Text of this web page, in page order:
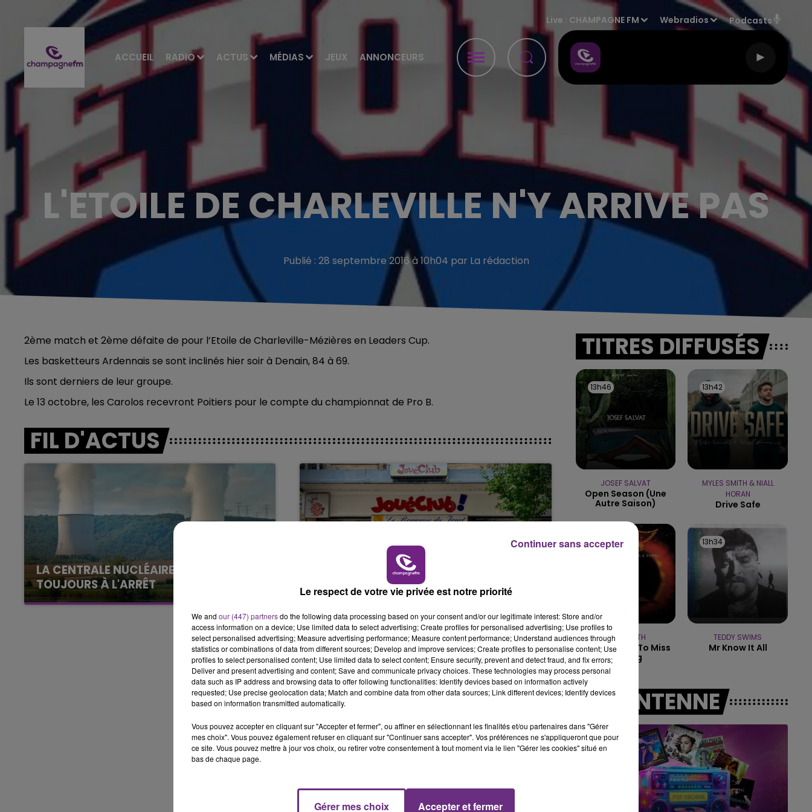
ACCUEIL RADIO ACTUS MÉDIAS JEUX ANNONCEURS
Live : CHAMPAGNE FM Webradios Podcasts
10h00 - 14h00
LE TICKET DE CAISSE LA RADIO POP
15h00 - 19h00
LE CLUB CHAMPAGNE FM
L'ETOILE DE CHARLEVILLE N'Y ARRIVE PAS
Publié : 28 septembre 2016 à 10h04 par La rédaction
2ème match et 2ème défaite de pour l’Etoile de Charleville-Mézières en Leaders Cup.
Les basketteurs Ardennais se sont inclinés hier soir à Denain, 84 à 69.
Ils sont derniers de leur groupe.
Le 13 octobre, les Carolos recevront Poitiers pour le compte du championnat de Pro B.
FIL D'ACTUS
LA CENTRALE NUCLÉAIRE DE CHOOZ
TOUJOURS À L'ARRÊT
Cela fait déjà une semaine que la centrale
nucléaire ardennaise est à l'arrêt. Une situation
justifiée par la sécheresse intense qui est
LE MAGASIN JOUÉCLUB DE REIMS FERME
SES PORTES
C'était l'une des institutions du centre-ville
rémois. Le magasin JouéClub est contraint de
fermer ses portes.
TITRES DIFFUSÉS
13h46
13h46
JOSEF SALVAT
Open Season (une
Autre Saison)
13h42
13h42
MYLES SMITH & NIALL
HORAN
Drive Safe
13h38
13h38
AEROSMITH
I Don't Want To Miss
A Thing
13h34
13h34
TEDDY SWIMS
Mr Know It All
A L'ANTENNE
Le respect de votre vie privée est notre priorité
We and our (447) partnersdo the following data processing based on your consent and/or our legitimate interest: Store and/or
access information on a device; Use limited data to select advertising; Create profiles for personalised advertising; Use profiles to
select personalised advertising; Measure advertising performance; Measure content performance; Understand audiences through
statistics or combinations of data from different sources; Develop and improve services; Create profiles to personalise content; Use
profiles to select personalised content; Use limited data to select content; Ensure security, prevent and detect fraud, and fix errors;
Deliver and present advertising and content; Save and communicate privacy choices. These technologies may process personal
data such as IP address and browsing data to offer following functionalities: Identify devices based on information actively
requested; Use precise geolocation data; Match and combine data from other data sources; Link different devices; Identify devices
based on information transmitted automatically.
Vous pouvez accepter en cliquant sur "Accepter et fermer", ou affiner en sélectionnant les finalités et/ou partenaires dans "Gérer
mes choix". Vous pouvez également refuser en cliquant sur "Continuer sans accepter". Vos préférences ne s'appliqueront que pour
ce site. Vous pouvez mettre à jour vos choix, ou retirer votre consentement à tout moment via le lien "Gérer les cookies" situé en
bas de chaque page.
Gérer mes choix Accepter et fermer
Continuer sans accepter